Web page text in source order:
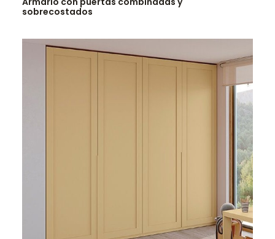
sobrecostados